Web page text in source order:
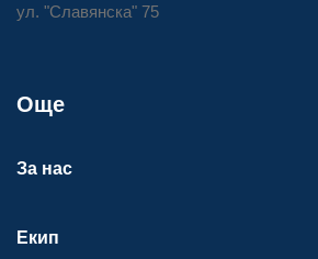
ул. "Славянска" 75
Още
За нас
Екип